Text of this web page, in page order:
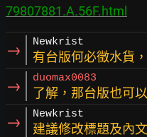
79807881.A.56F.html
→ Newkrist
有台版何必徵水貨
→ duomax0083
了解，那台版也可以
→ Newkrist
建議修改標題及內